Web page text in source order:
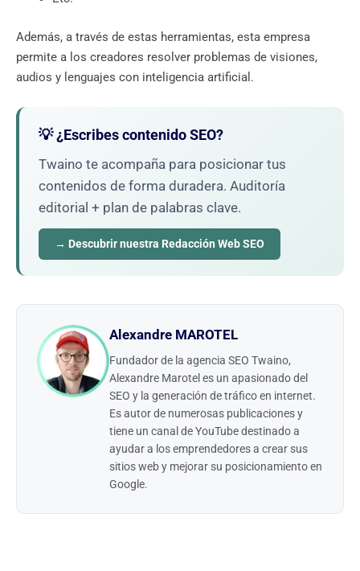
Además, a través de estas herramientas, esta empresa
permite a los creadores resolver problemas de visiones,
audios y lenguajes con inteligencia artificial.
💡 ¿Escribes contenido SEO?
Twaino te acompaña para posicionar tus
contenidos de forma duradera. Auditoría
editorial + plan de palabras clave.
→ Descubrir nuestra Redacción Web SEO
Alexandre MAROTEL
Fundador de la agencia SEO Twaino,
Alexandre Marotel es un apasionado del
SEO y la generación de tráfico en internet.
Es autor de numerosas publicaciones y
tiene un canal de YouTube destinado a
ayudar a los emprendedores a crear sus
sitios web y mejorar su posicionamiento en
Google.